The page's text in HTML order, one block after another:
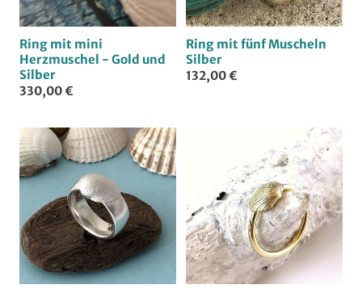
Ring mit mini
Herzmuschel - Gold und
Silber
330,00 €
Ring mit fünf Muscheln
Silber
132,00 €